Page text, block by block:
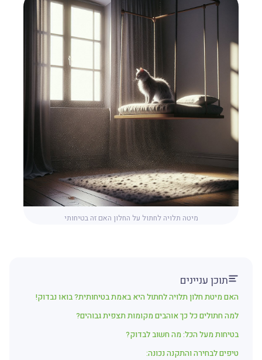
מיטה תלויה לחתול על החלון האם זה בטיחותי
תוכן עניינים
האם מיטת חלון תלויה לחתול היא באמת בטיחותית? בואו נבדוק!
למה חתולים כל כך אוהבים מקומות תצפית גבוהים?
בטיחות מעל הכל: מה חשוב לבדוק?
טיפים לבחירה והתקנה נכונה: